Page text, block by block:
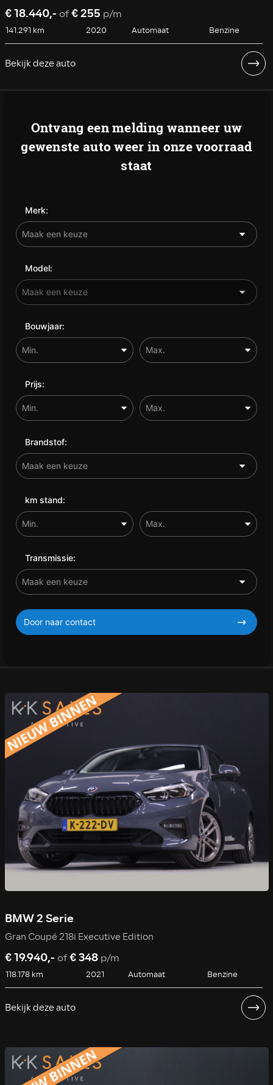
€ 18.440,- of€ 255 p/m
141.291 km 2020 Automaat Benzine
Bekijk deze auto
Ontvang een melding wanneer uw
gewenste auto weer in onze voorraad
staat
Merk:
Model:
Bouwjaar:
Prijs:
Brandstof:
km stand:
Transmissie:
Door naar contact
BMW 2 Serie
Gran Coupé 218i Executive Edition
€ 19.940,- of€ 348 p/m
118.178 km 2021 Automaat Benzine
Bekijk deze auto